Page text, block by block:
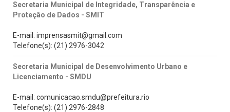
Secretaria Municipal de Integridade, Transparência e
Proteção de Dados - SMIT
E-mail: imprensasmit@gmail.com
Telefone(s): (21) 2976-3042
Secretaria Municipal de Desenvolvimento Urbano e
Licenciamento - SMDU
E-mail: comunicacao.smdu@prefeitura.rio
Telefone(s): (21) 2976-2848